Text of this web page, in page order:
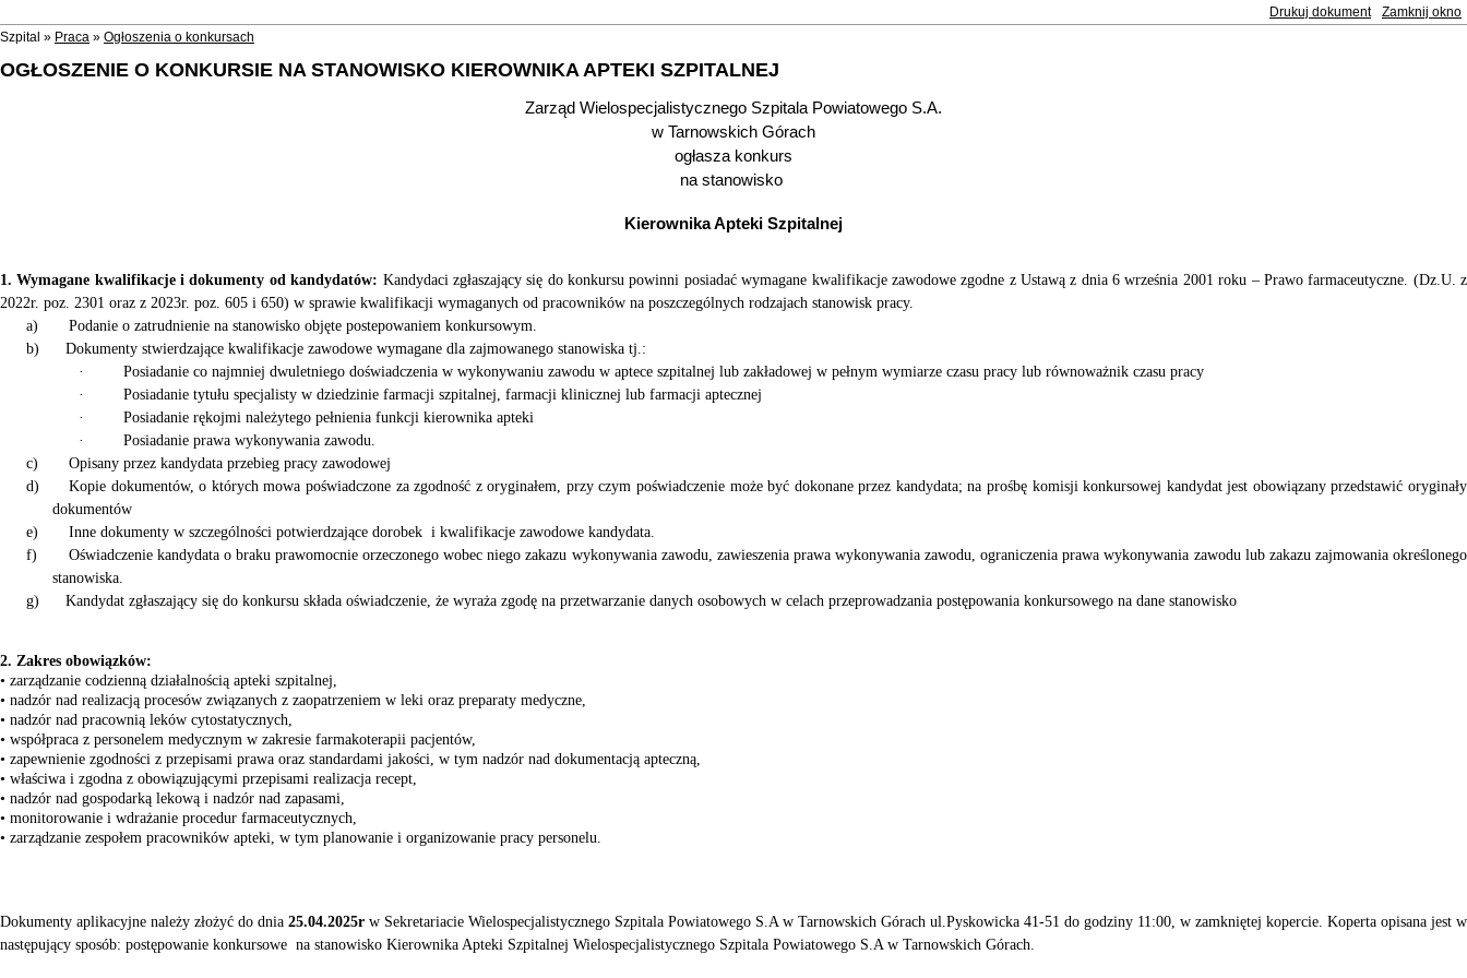
Zamknij okno
Drukuj dokument
Szpital » Praca » Ogłoszenia o konkursach
OGŁOSZENIE O KONKURSIE NA STANOWISKO KIEROWNIKA APTEKI SZPITALNEJ
Zarząd Wielospecjalistycznego Szpitala Powiatowego S.A.
w Tarnowskich Górach
ogłasza konkurs
na stanowisko
Kierownika Apteki Szpitalnej
1. Wymagane kwalifikacje i dokumenty od kandydatów: Kandydaci zgłaszający się do konkursu powinni posiadać wymagane kwalifikacje zawodowe zgodne z Ustawą z dnia 6 września 2001 roku – Prawo farmaceutyczne. (Dz.U. z
2022r. poz. 2301 oraz z 2023r. poz. 605 i 650) w sprawie kwalifikacji wymaganych od pracowników na poszczególnych rodzajach stanowisk pracy.
a)
Podanie o zatrudnienie na stanowisko objęte postepowaniem konkursowym.
b)
Dokumenty stwierdzające kwalifikacje zawodowe wymagane dla zajmowanego stanowiska tj.:
·
Posiadanie co najmniej dwuletniego doświadczenia w wykonywaniu zawodu w aptece szpitalnej lub zakładowej w pełnym wymiarze czasu pracy lub równoważnik czasu pracy
·
Posiadanie tytułu specjalisty w dziedzinie farmacji szpitalnej, farmacji klinicznej lub farmacji aptecznej
·
Posiadanie rękojmi należytego pełnienia funkcji kierownika apteki
·
Posiadanie prawa wykonywania zawodu.
c)
Opisany przez kandydata przebieg pracy zawodowej
d)
Kopie dokumentów, o których mowa poświadczone za zgodność z oryginałem, przy czym poświadczenie może być dokonane przez kandydata; na prośbę komisji konkursowej kandydat jest obowiązany przedstawić oryginały
dokumentów
e)
Inne dokumenty w szczególności potwierdzające dorobek i kwalifikacje zawodowe kandydata.
f)
Oświadczenie kandydata o braku prawomocnie orzeczonego wobec niego zakazu wykonywania zawodu, zawieszenia prawa wykonywania zawodu, ograniczenia prawa wykonywania zawodu lub zakazu zajmowania określonego
stanowiska.
g)
Kandydat zgłaszający się do konkursu składa oświadczenie, że wyraża zgodę na przetwarzanie danych osobowych w celach przeprowadzania postępowania konkursowego na dane stanowisko
2. Zakres obowiązków:
• zarządzanie codzienną działalnością apteki szpitalnej,
• nadzór nad realizacją procesów związanych z zaopatrzeniem w leki oraz preparaty medyczne,
• nadzór nad pracownią leków cytostatycznych,
• współpraca z personelem medycznym w zakresie farmakoterapii pacjentów,
• zapewnienie zgodności z przepisami prawa oraz standardami jakości, w tym nadzór nad dokumentacją apteczną,
• właściwa i zgodna z obowiązującymi przepisami realizacja recept,
• nadzór nad gospodarką lekową i nadzór nad zapasami,
• monitorowanie i wdrażanie procedur farmaceutycznych,
• zarządzanie zespołem pracowników apteki, w tym planowanie i organizowanie pracy personelu.
Dokumenty aplikacyjne należy złożyć do dnia 25.04.2025r w Sekretariacie Wielospecjalistycznego Szpitala Powiatowego S.A w Tarnowskich Górach ul.Pyskowicka 41-51 do godziny 11:00 w zamkniętej kopercie . Koperta opisana jest w
następujący sposób: postępowanie konkursowe na stanowisko Kierownika Apteki Szpitalnej Wielospecjalistycznego Szpitala Powiatowego S.A w Tarnowskich Górach